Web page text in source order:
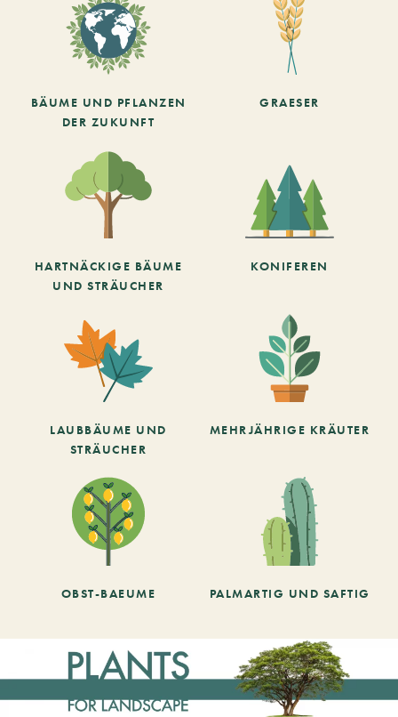
BÄUME UND PFLANZEN
DER ZUKUNFT
GRAESER
HARTNÄCKIGE BÄUME
UND STRÄUCHER
KONIFEREN
LAUBBÄUME UND
STRÄUCHER
MEHRJÄHRIGE KRÄUTER
OBST-BAEUME PALMARTIG UND SAFTIG